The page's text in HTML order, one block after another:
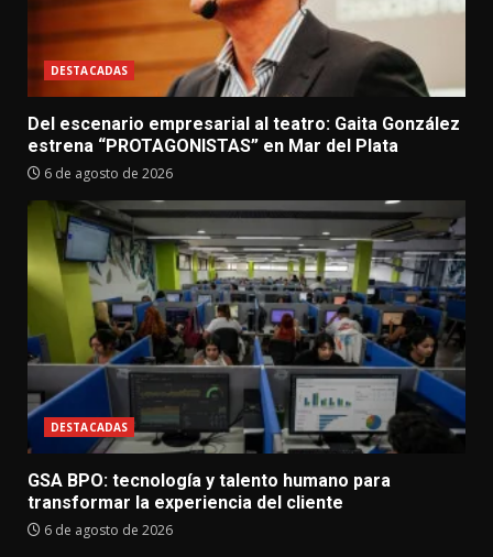
DESTACADAS
Del escenario empresarial al teatro: Gaita González
estrena “PROTAGONISTAS” en Mar del Plata
6 de agosto de 2026
DESTACADAS
GSA BPO: tecnología y talento humano para
transformar la experiencia del cliente
6 de agosto de 2026